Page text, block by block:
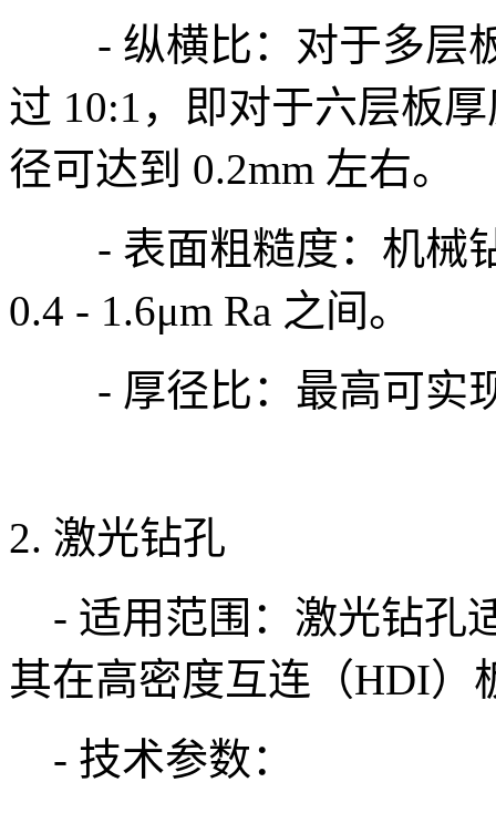
- 纵横比：对于多层板
过 10:1，即对于六层板
径可达到 0.2mm 左右。
- 表面粗糙度：机械钻
0.4 - 1.6μm Ra 之间。
- 厚径比：最高可实现
2. 激光钻孔
- 适用范围：激光钻孔
其在高密度互连（HDI）
- 技术参数：